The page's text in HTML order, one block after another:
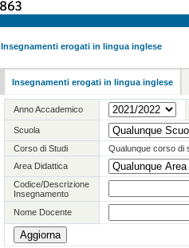
Insegnamenti erogati in lingua inglese
Insegnamenti erogati in lingua inglese
Anno Accademico
Scuola
Corso di Studi
Qualunque corso di
Area Didattica
Codice/Descrizione
Insegnamento
Nome Docente